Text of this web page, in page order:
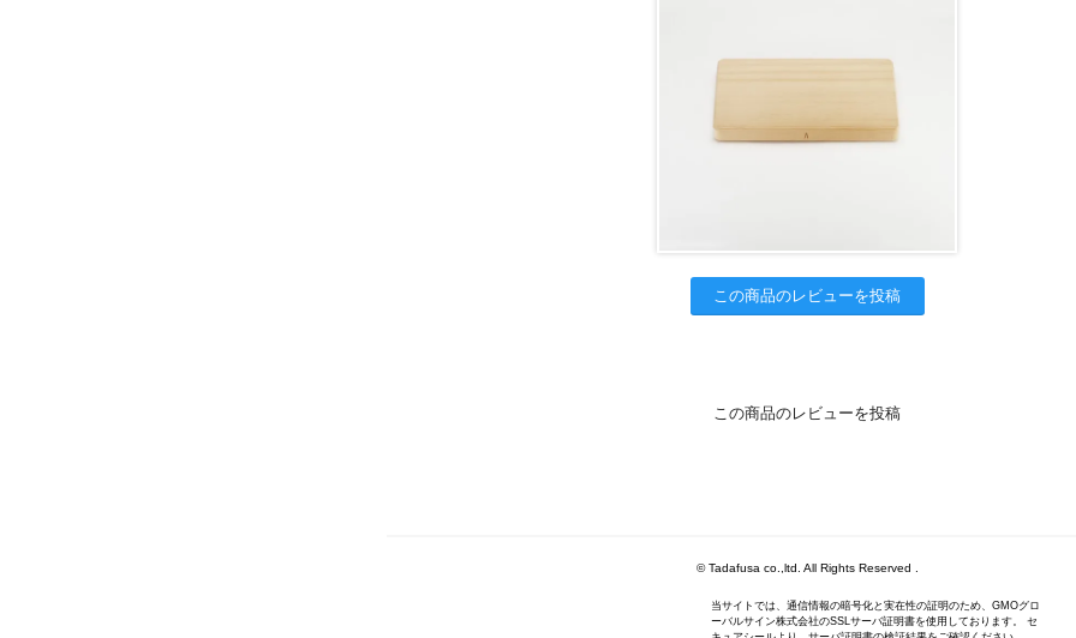
この商品のレビューを投稿
この商品のレビューを投稿
© Tadafusa co.,ltd. All Rights Reserved .
当サイトでは、通信情報の暗号化と実在性の証明のため、GMOグロ
ーバルサイン株式会社のSSLサーバ証明書を使用しております。 セ